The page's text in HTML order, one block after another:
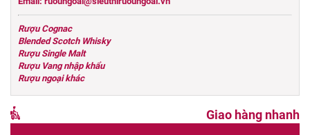
Rượu Cognac
Blended Scotch Whisky
Rượu Single Malt
Rượu Vang nhập khẩu
Rượu ngoại khác
Giao hàng nhanh